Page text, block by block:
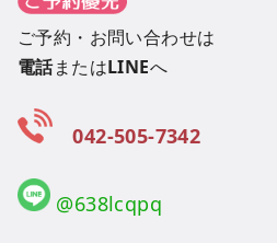
ご予約・お問い合わせは
電話またはLINEへ
042-505-7342
@638lcqpq